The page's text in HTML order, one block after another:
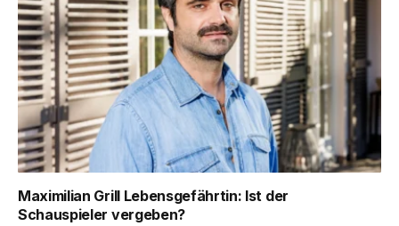
Maximilian Grill Lebensgefährtin: Ist der
Schauspieler vergeben?